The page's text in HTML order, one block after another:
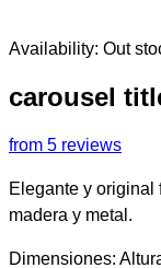
Availability: Out
carousel
from 5 reviews
Elegante y original
madera y metal.
Dimensiones: